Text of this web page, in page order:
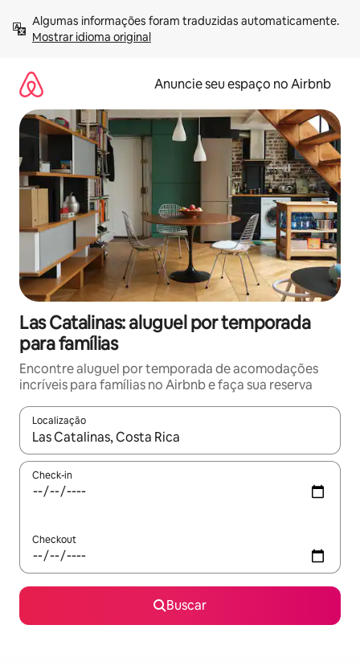
para
Mostrar idioma original
Anuncie seu espaço no Airbnb
Las Catalinas: aluguel por temporada
para famílias
Encontre aluguel por temporada de acomodações
incríveis para famílias no Airbnb e faça sua reserva
Localização
Quando os resultados estiverem disponíveis, explore-os
Check-in
Checkout
Buscar